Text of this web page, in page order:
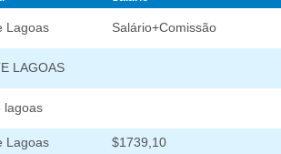
Lagoas Salário+Comissão
LAGOAS
lagoas
Lagoas $1739,10